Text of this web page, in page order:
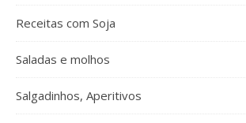
Receitas com Soja
Saladas e molhos
Salgadinhos, Aperitivos